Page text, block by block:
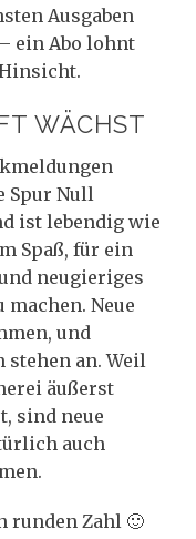
Ausgaben
ein Abo lohnt
WÄCHST
Spur Null
ist lebendig wie
Spaß, für ein
neugieriges
Neue
und
stehen an. Weil
äußerst
sind neue
auch
runden Zahl 🙂